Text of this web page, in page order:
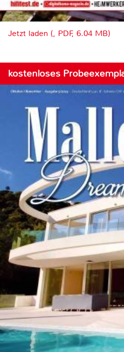
Jetzt laden (, PDF, 6.04 MB)
kostenloses